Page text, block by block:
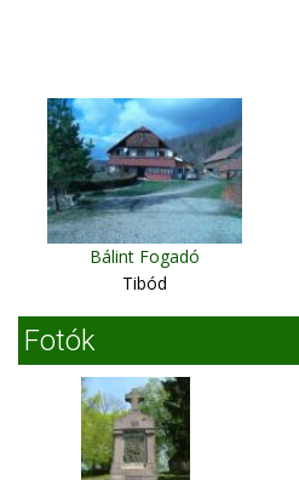
Bálint Fogadó
Tibód
Fotók